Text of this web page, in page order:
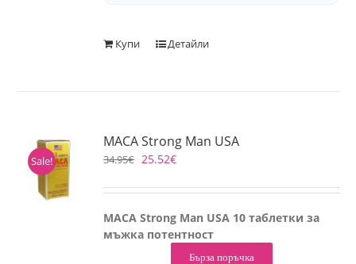
Купи Детайли
Sale!
MACA Strong Man USA
34.95€ 25.52€
MACA Strong Man USA 10 таблетки за
мъжка потентност
Бърза поръчка